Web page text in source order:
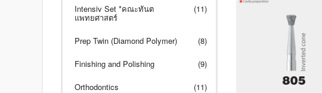
Intensiv Set *คณะทันต
แพทยศาสตร์
(11)
Prep Twin (Diamond Polymer) (8)
Finishing and Polishing (9)
Orthodontics (11)